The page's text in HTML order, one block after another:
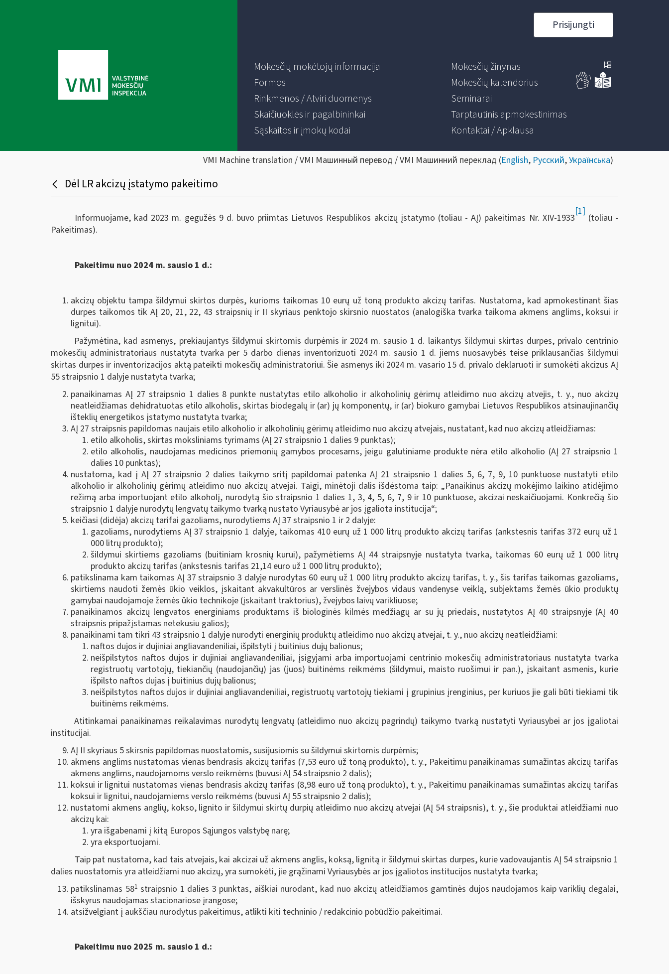
Prisijungti
Mokesčių mokėtojų informacija
Formos
Rinkmenos / Atviri duomenys
Skaičiuoklės ir pagalbininkai
Sąskaitos ir įmokų kodai
Mokesčių žinynas
Mokesčių kalendorius
Seminarai
Tarptautinis apmokestinimas
Kontaktai / Apklausa
VMI Machine translation / VMI Машинный перевод / VMI Машинний переклад (English, Русский,Українська)
Dėl LR akcizų įstatymo pakeitimo
Informuojame, kad 2023 m. gegužės 9 d. buvo priimtas Lietuvos Respublikos akcizų įstatymo (toliau - AĮ) pakeitimas Nr. XIV-1933
[1]
(toliau -
Pakeitimas).
Pakeitimu nuo 2024 m. sausio 1 d.:
akcizų objektu tampa šildymui skirtos durpės, kurioms taikomas 10 eurų už toną produkto akcizų tarifas. Nustatoma, kad apmokestinant šias
durpes taikomos tik AĮ 20, 21, 22, 43 straipsnių ir II skyriaus penktojo skirsnio nuostatos (analogiška tvarka taikoma akmens anglims, koksui ir
lignitui).
Pažymėtina, kad asmenys, prekiaujantys šildymui skirtomis durpėmis ir 2024 m. sausio 1 d. laikantys šildymui skirtas durpes, privalo centrinio
mokesčių administratoriaus nustatyta tvarka per 5 darbo dienas inventorizuoti 2024 m. sausio 1 d. jiems nuosavybės teise priklausančias šildymui
skirtas durpes ir inventorizacijos aktą pateikti mokesčių administratoriui. Šie asmenys iki 2024 m. vasario 15 d. privalo deklaruoti ir sumokėti akcizus AĮ
55 straipsnio 1 dalyje nustatyta tvarka;
panaikinamas AĮ 27 straipsnio 1 dalies 8 punkte nustatytas etilo alkoholio ir alkoholinių gėrimų atleidimo nuo akcizų atvejis, t. y., nuo akcizų
neatleidžiamas dehidratuotas etilo alkoholis, skirtas biodegalų ir (ar) jų komponentų, ir (ar) biokuro gamybai Lietuvos Respublikos atsinaujinančių
išteklių energetikos įstatymo nustatyta tvarka;
AĮ 27 straipsnis papildomas naujais etilo alkoholio ir alkoholinių gėrimų atleidimo nuo akcizų atvejais, nustatant, kad nuo akcizų atleidžiamas:
etilo alkoholis, skirtas moksliniams tyrimams (AĮ 27 straipsnio 1 dalies 9 punktas);
etilo alkoholis, naudojamas medicinos priemonių gamybos procesams, jeigu galutiniame produkte nėra etilo alkoholio (AĮ 27 straipsnio 1
dalies 10 punktas);
nustatoma, kad į AĮ 27 straipsnio 2 dalies taikymo sritį papildomai patenka AĮ 21 straipsnio 1 dalies 5, 6, 7, 9, 10 punktuose nustatyti etilo
alkoholio ir alkoholinių gėrimų atleidimo nuo akcizų atvejai. Taigi, minėtoji dalis išdėstoma taip: „Panaikinus akcizų mokėjimo laikino atidėjimo
režimą arba importuojant etilo alkoholį, nurodytą šio straipsnio 1 dalies 1, 3, 4, 5, 6, 7, 9 ir 10 punktuose, akcizai neskaičiuojami. Konkrečią šio
straipsnio 1 dalyje nurodytų lengvatų taikymo tvarką nustato Vyriausybė ar jos įgaliota institucija“;
keičiasi (didėja) akcizų tarifai gazoliams, nurodytiems AĮ 37 straipsnio 1 ir 2 dalyje:
gazoliams, nurodytiems AĮ 37 straipsnio 1 dalyje, taikomas 410 eurų už 1 000 litrų produkto akcizų tarifas (ankstesnis tarifas 372 eurų už 1
000 litrų produkto);
šildymui skirtiems gazoliams (buitiniam krosnių kurui), pažymėtiems AĮ 44 straipsnyje nustatyta tvarka, taikomas 60 eurų už 1 000 litrų
produkto akcizų tarifas (ankstesnis tarifas 21,14 euro už 1 000 litrų produkto);
patikslinama kam taikomas AĮ 37 straipsnio 3 dalyje nurodytas 60 eurų už 1 000 litrų produkto akcizų tarifas, t. y., šis tarifas taikomas gazoliams,
skirtiems naudoti žemės ūkio veiklos, įskaitant akvakultūros ar verslinės žvejybos vidaus vandenyse veiklą, subjektams žemės ūkio produktų
gamybai naudojamoje žemės ūkio technikoje (įskaitant traktorius), žvejybos laivų varikliuose;
panaikinamos akcizų lengvatos energiniams produktams iš biologinės kilmės medžiagų ar su jų priedais, nustatytos AĮ 40 straipsnyje (AĮ 40
straipsnis pripažįstamas netekusiu galios);
panaikinami tam tikri 43 straipsnio 1 dalyje nurodyti energinių produktų atleidimo nuo akcizų atvejai, t. y., nuo akcizų neatleidžiami:
naftos dujos ir dujiniai angliavandeniliai, išpilstyti į buitinius dujų balionus;
neišpilstytos naftos dujos ir dujiniai angliavandeniliai, įsigyjami arba importuojami centrinio mokesčių administratoriaus nustatyta tvarka
registruotų vartotojų, tiekiančių (naudojančių) jas (juos) buitinėms reikmėms (šildymui, maisto ruošimui ir pan.), įskaitant asmenis, kurie
išpilsto naftos dujas į buitinius dujų balionus;
neišpilstytos naftos dujos ir dujiniai angliavandeniliai, registruotų vartotojų tiekiami į grupinius įrenginius, per kuriuos jie gali būti tiekiami tik
buitinėms reikmėms.
Atitinkamai panaikinamas reikalavimas nurodytų lengvatų (atleidimo nuo akcizų pagrindų) taikymo tvarką nustatyti Vyriausybei ar jos įgaliotai
institucijai.
AĮ II skyriaus 5 skirsnis papildomas nuostatomis, susijusiomis su šildymui skirtomis durpėmis;
akmens anglims nustatomas vienas bendrasis akcizų tarifas (7,53 euro už toną produkto), t. y., Pakeitimu panaikinamas sumažintas akcizų tarifas
akmens anglims, naudojamoms verslo reikmėms (buvusi AĮ 54 straipsnio 2 dalis);
koksui ir lignitui nustatomas vienas bendrasis akcizų tarifas (8,98 euro už toną produkto), t. y., Pakeitimu panaikinamas sumažintas akcizų tarifas
koksui ir lignitui, naudojamiems verslo reikmėms (buvusi AĮ 55 straipsnio 2 dalis);
nustatomi akmens anglių, kokso, lignito ir šildymui skirtų durpių atleidimo nuo akcizų atvejai (AĮ 54 straipsnis), t. y., šie produktai atleidžiami nuo
akcizų kai:
yra išgabenami į kitą Europos Sąjungos valstybę narę;
yra eksportuojami.
Taip pat nustatoma, kad tais atvejais, kai akcizai už akmens anglis, koksą, lignitą ir šildymui skirtas durpes, kurie vadovaujantis AĮ 54 straipsnio 1
dalies nuostatomis yra atleidžiami nuo akcizų, yra sumokėti, jie grąžinami Vyriausybės ar jos įgaliotos institucijos nustatyta tvarka;
patikslinamas 581 straipsnio 1 dalies 3 punktas, aiškiai nurodant, kad nuo akcizų atleidžiamos gamtinės dujos naudojamos kaip variklių degalai,
išskyrus naudojamas stacionariose įrangose;
atsižvelgiant į aukščiau nurodytus pakeitimus, atlikti kiti techninio / redakcinio pobūdžio pakeitimai.
Pakeitimu nuo 2025 m. sausio 1 d.: